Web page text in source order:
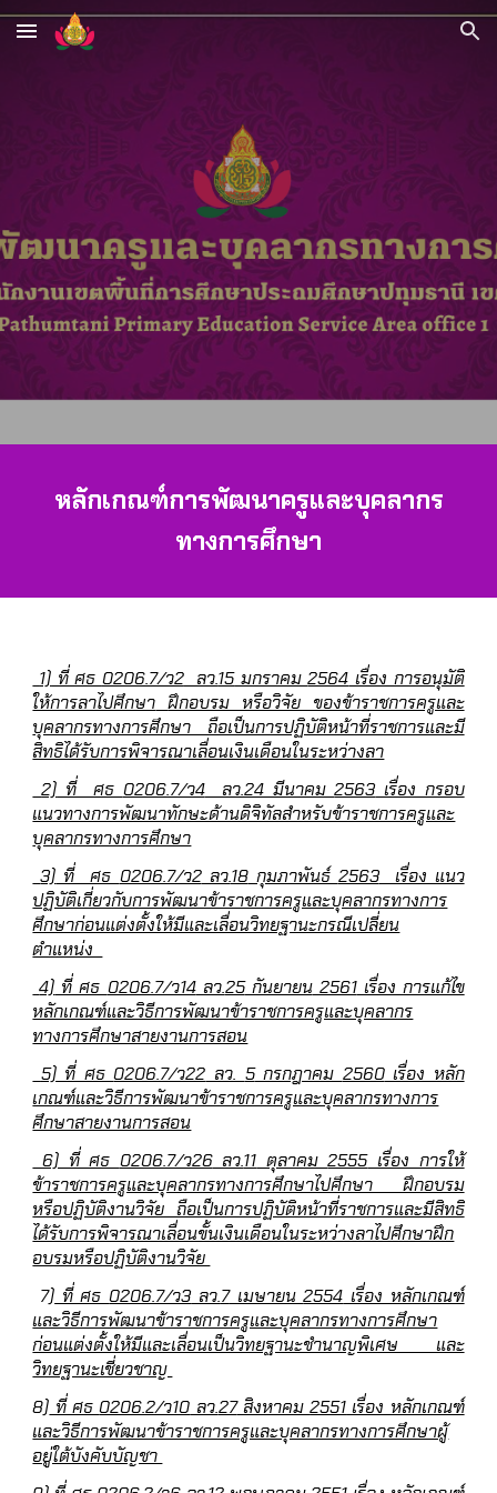
Skip to main content Skip to navigation
หลักเกณฑ์การพัฒนาครูและบุคลากร
ทางการศึกษา
1) ที่ ศธ 0206.7/ว2ลว.15มกราคม2564 เรื่อง การอนุมัติ
ให้การลาไปศึกษา ฝึกอบรม หรือวิจัย ของข้าราชการครูและ
บุคลากรทางการศึกษา ถือเป็นการปฏิบัติหน้าที่ราชการและมี
สิทธิได้รับการพิจารณาเลื่อนเงินเดือนในระหว่างลา
2) ที่ ศธ 0206.7/ว4ลว.24 มีนาคม2563เรื่อง กรอบ
แนวทางการพัฒนาทักษะด้านดิจิทัลสำหรับข้าราชการครูและ
บุคลากรทางการศึกษา
3) ที่ ศธ 0206.7/ว2ลว.18กุมภาพันธ์ 2563เรื่อง แนว
ปฏิบัติเกี่ยวกับการพัฒนาข้าราชการครูและบุคลากรทางการ
ศึกษาก่อนแต่งตั้งให้มีและเลื่อนวิทยฐานะกรณีเปลี่ยน
ตำแหน่ง
4) ที่ ศธ 0206.7/ว14ลว.25กันยายน2561เรื่อง การแก้ไข
หลักเกณฑ์และวิธีการพัฒนาข้าราชการครูและบุคลากร
ทางการศึกษาสายงานการสอน
5)ที่ ศธ0206.7/ว22 ลว. 5กรกฎาคม 2560เรื่อง หลัก
เกณฑ์และวิธีการพัฒนาข้าราชการครูและบุคลากรทางการ
ศึกษาสายงานการสอน
6) ที่ ศธ 0206.7/ว26ลว.11 ตุลาคม2555เรื่อง การให้
ข้าราชการครูและบุคลากรทางการศึกษาไปศึกษา ฝึกอบรม
หรือปฏิบัติงานวิจัย ถือเป็นการปฏิบัติหน้าที่ราชการและมีสิทธิ
ได้รับการพิจารณาเลื่อนขั้นเงินเดือนในระหว่างลาไปศึกษาฝึก
อบรมหรือปฏิบัติงานวิจัย
7) ที่ ศธ0206.7/ว3ลว.7เมษายน2554 เรื่อง หลักเกณฑ์
และวิธีการพัฒนาข้าราชการครูและบุคลากรทางการศึกษา
ก่อนแต่งตั้งให้มีและเลื่อนเป็นวิทยฐานะชำนาญพิเศษ และ
วิทยฐานะเชี่ยวชาญ
8) ที่ ศธ0206.2/ว10 ลว.27สิงหาคม2551 เรื่อง หลักเกณฑ์
และวิธีการพัฒนาข้าราชการครูและบุคลากรทางการศึกษาผู้
อยู่ใต้บังคับบัญชา